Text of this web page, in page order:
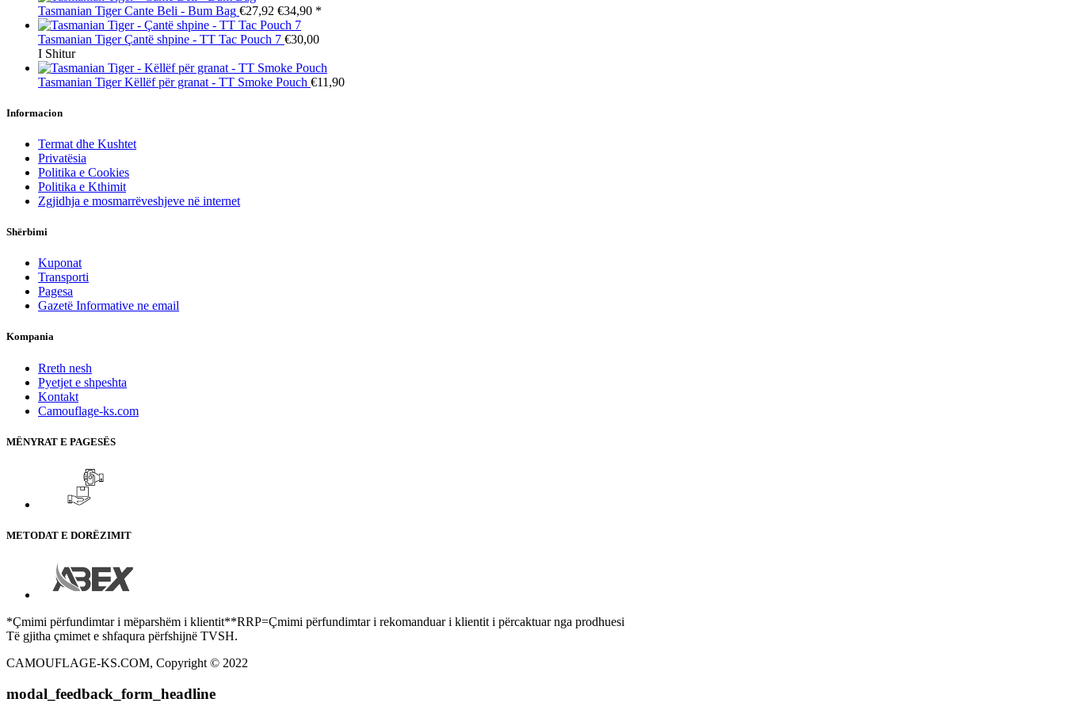
Tasmanian Tiger Cante Beli - Bum Bag €27,92 €34,90 *
Tasmanian Tiger Çantë shpine - TT Tac Pouch 7 €30,00
I Shitur
Tasmanian Tiger Këllëf për granat - TT Smoke Pouch €11,90
Informacion
Termat dhe Kushtet
Privatësia
Politika e Cookies
Politika e Kthimit
Zgjidhja e mosmarrëveshjeve në internet
Shërbimi
Kuponat
Transporti
Pagesa
Gazetë Informative ne email
Kompania
Rreth nesh
Pyetjet e shpeshta
Kontakt
Camouflage-ks.com
MËNYRAT E PAGESËS
METODAT E DORËZIMIT
*Çmimi përfundimtar i mëparshëm i klientit**RRP=Çmimi përfundimtar i rekomanduar i klientit i përcaktuar nga prodhuesi
Të gjitha çmimet e shfaqura përfshijnë TVSH.
CAMOUFLAGE-KS.COM, Copyright © 2022
modal_feedback_form_headline